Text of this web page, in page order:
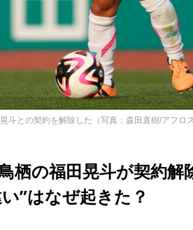
斗との契約を解除した（写真：森田直樹/アフロス
栖の福田晃斗が契約
”はなぜ起きた？